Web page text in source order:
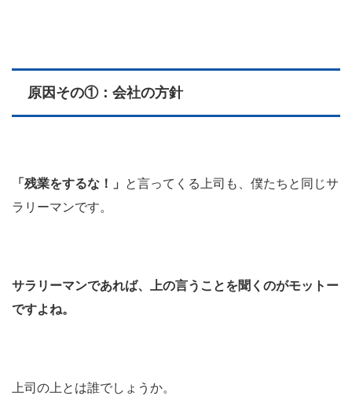
原因その①：会社の方針
「残業をするな！」
と言ってくる上司も、僕たちと同じサ
ラリーマンです。
サラリーマンであれば、上の言うことを聞くのがモットー
ですよね。
上司の上とは誰でしょうか。